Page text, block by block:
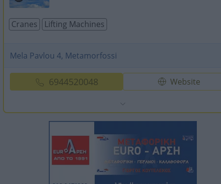
Cranes Lifting Machines
Mela Pavlou 4, Metamorfossi
6944520048 Website